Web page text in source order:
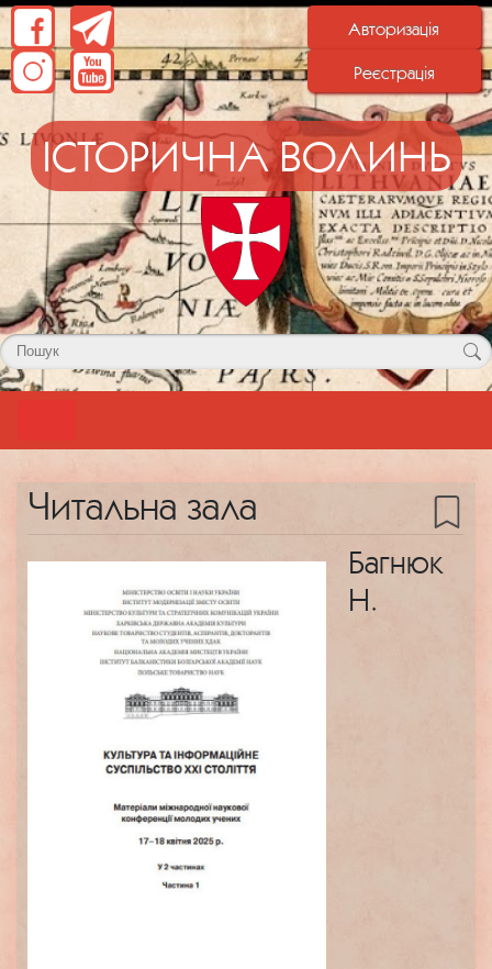
Авторизація
Реєстрація
ІСТОРИЧНА ВОЛИНЬ
Читальна зала
Багнюк
Н.